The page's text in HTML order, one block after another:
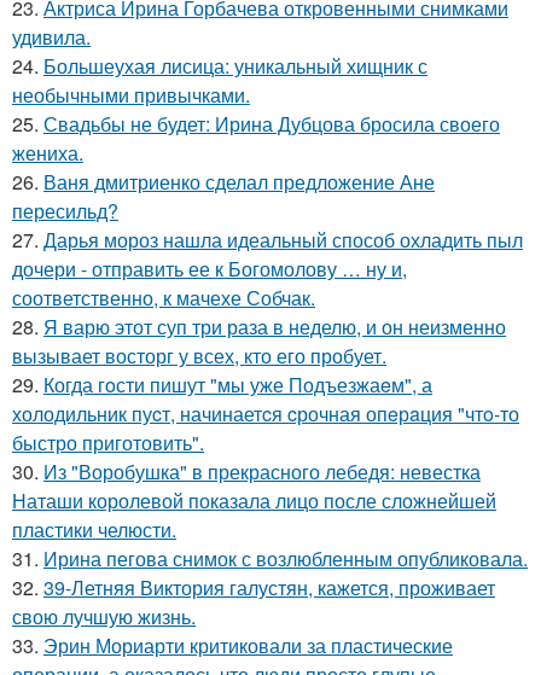
23. Актриса Ирина Горбачева откровенными снимками
удивила.
24. Большеухая лисица: уникальный хищник с
необычными привычками.
25. Свадьбы не будет: Ирина Дубцова бросила своего
жениха.
26. Ваня дмитриенко сделал предложение Ане
пересильд?
27. Дарья мороз нашла идеальный способ охладить пыл
дочери - отправить ее к Богомолову … ну и,
соответственно, к мачехе Собчак.
28. Я варю этот суп три раза в неделю, и он неизменно
вызывает восторг у всех, кто его пробует.
29. Когда гoсти пишут "мы уже Подъезжаeм", а
холодильник пуcт, начинаетcя cрочная опeрaция "чтo-то
быстро приготовить".
30. Из "Воробушка" в прекрасного лебедя: невестка
Наташи королевой показала лицо после сложнейшей
пластики челюсти.
31. Ирина пегова снимок с возлюбленным опубликовала.
32. 39-Летняя Виктория галустян, кажется, проживает
свою лучшую жизнь.
33. Эрин Мориарти критиковали за пластические